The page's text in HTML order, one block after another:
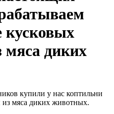
кусковых
мяса диких
купили у нас коптильни
из мяса диких животных.